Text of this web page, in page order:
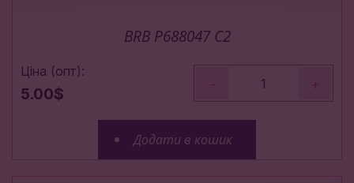
BRB P688047 C2
Ціна (опт):
5.00$
- +
Додати в кошик